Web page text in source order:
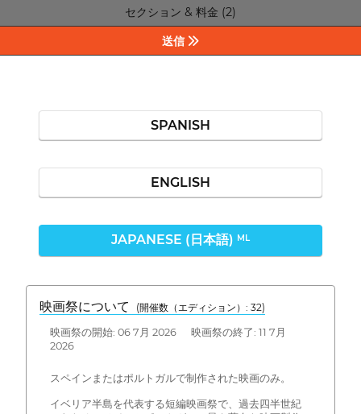
セクション & 料金 (2)
送信
SPANISH
ENGLISH
JAPANESE (日本語) ML
映画祭について (開催数（エディション）: 32)
映画祭の開始: 06 7月 2026 映画祭の終了: 11 7月
2026
スペインまたはポルトガルで制作された映画のみ。
イベリア半島を代表する短編映画祭で、過去四半世紀